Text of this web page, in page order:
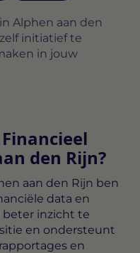
Alphen aan den
initiatief te
in jouw
den Rijn?
aan den Rijn ben
data en
beter inzicht te
en ondersteunt
en